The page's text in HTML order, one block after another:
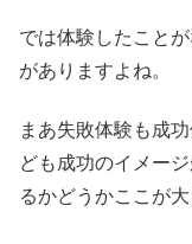
では体験したこと
がありますよね。
まあ失敗体験も成
ども成功のイメー
るかどうかここが